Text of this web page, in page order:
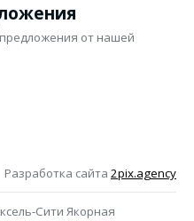
от нашей
Разработка сайта 2pix.agency
Сити Якорная